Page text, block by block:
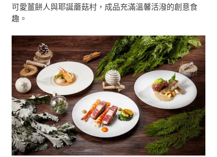
可愛薑餅人與耶誕蘑菇村，成品充滿溫馨活潑的創意食
趣。